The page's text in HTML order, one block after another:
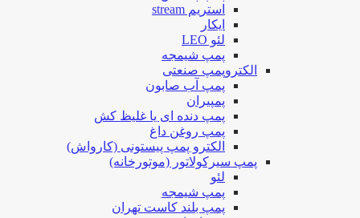
استریم stream
ایکار
لئو LEO
پمپ شیمجه
الکتروپمپ صنعتی
پمپ آب صابون
پمپیران
پمپ دنده ای یا غلیظ کش
پمپ روغن داغ
الکترو پمپ پیستونی (کارواش)
پمپ سیرکولاتور (موتورخانه)
لئو
پمپ شیمجه
پمپ بلند کاست تهران